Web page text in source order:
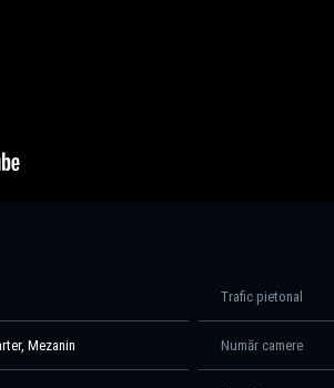
din Otopeni.
Trafic pietonal
Mezanin Număr camere